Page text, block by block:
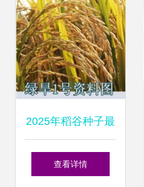
2025年稻谷种子最
新参考 优质品种与
查看详情